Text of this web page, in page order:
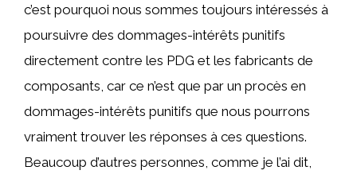
c’est pourquoi nous sommes toujours intéressés à
poursuivre des dommages-intérêts punitifs
directement contre les PDG et les fabricants de
composants, car ce n’est que par un procès en
dommages-intérêts punitifs que nous pourrons
vraiment trouver les réponses à ces questions.
Beaucoup d’autres personnes, comme je l’ai dit,